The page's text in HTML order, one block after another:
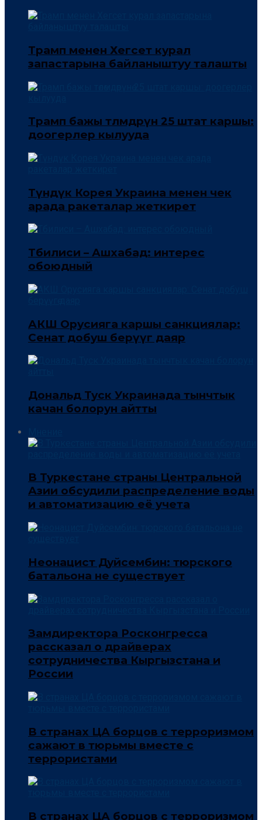
Трамп менен Хегсет курал
запастарына байланыштуу талашты
Трамп бажы төлөмдөрүнө 25 штат каршы:
доогерлер кылууда
Түндүк Корея Украина менен чек
арада ракеталар жеткирет
Тбилиси – Ашхабад: интерес
обоюдный
АКШ Орусияга каршы санкциялар:
Сенат добуш берүүгө даяр
Дональд Туск Украинада тынчтык
качан болорун айтты
В Туркестане страны Центральной
Азии обсудили распределение воды
и автоматизацию её учета
Неонацист Дуйсембин: тюрского
батальона не существует
Замдиректора Росконгресса
рассказал о драйверах
сотрудничества Кыргызстана и
России
В странах ЦА борцов с терроризмом
сажают в тюрьмы вместе с
террористами
В странах ЦА борцов с терроризмом